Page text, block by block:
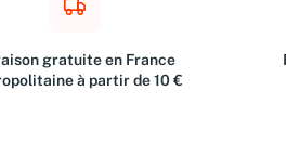
gratuite en France
à partir de 10 €